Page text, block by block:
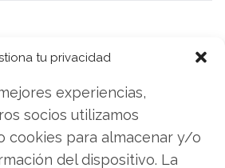
tu privacidad
experiencias,
socios utilizamos
cookies para almacenar y/o
del dispositivo. La
artículo
Twitter